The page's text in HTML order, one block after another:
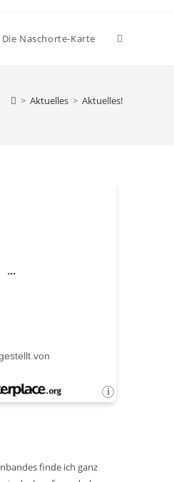
Die Naschorte-Karte Website-
> Aktuelles > Aktuelles!
finde ich ganz